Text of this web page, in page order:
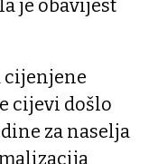
je obavijest
cijenjene
cijevi došlo
za naselja